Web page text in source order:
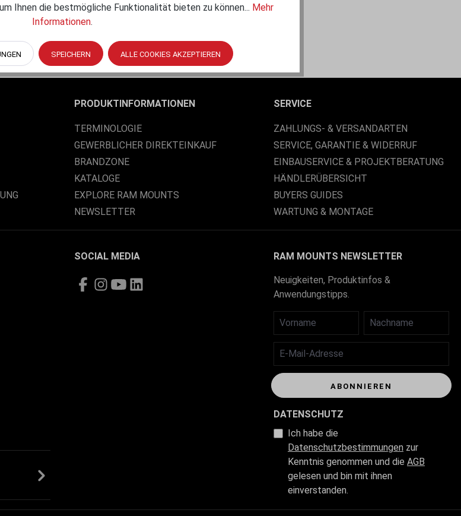
PRODUKTINFORMATIONEN
TERMINOLOGIE
GEWERBLICHER DIREKTEINKAUF
BRANDZONE
KATALOGE
EXPLORE RAM MOUNTS
NEWSLETTER
SERVICE
ZAHLUNGS- & VERSANDARTEN
SERVICE, GARANTIE & WIDERRUF
EINBAUSERVICE & PROJEKTBERATUNG
HÄNDLERÜBERSICHT
BUYERS GUIDES
WARTUNG & MONTAGE
SOCIAL MEDIA RAM MOUNTS NEWSLETTER
Neuigkeiten, Produktinfos &
Anwendungstipps.
VORNAME NACHNAME
E-MAIL-ADRESSE
ABONNIEREN
DATENSCHUTZ
Ich habe die
Datenschutzbestimmungen zur
Kenntnis genommen und die AGB
gelesen und bin mit ihnen
einverstanden.
Ihnen die bestmögliche Funktionalität bieten zu können... Mehr
Informationen.
SPEICHERN ALLE COOKIES AKZEPTIEREN